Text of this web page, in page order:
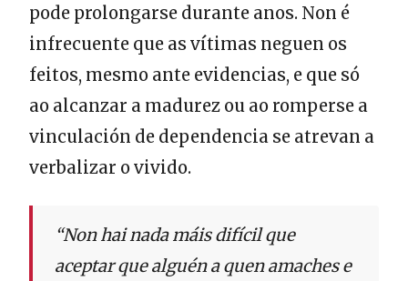
pode prolongarse durante anos. Non é
infrecuente que as vítimas neguen os
feitos, mesmo ante evidencias, e que só
ao alcanzar a madurez ou ao romperse a
vinculación de dependencia se atrevan a
verbalizar o vivido.
“Non hai nada máis difícil que
aceptar que alguén a quen amaches e